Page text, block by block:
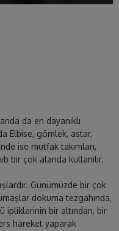
da en dayanıklı
Elbise, gömlek, astar,
ise mutfak takımları,
bir çok alanda kullanılır.
Günümüzde bir çok
dokuma tezgahında,
ipliklerinin bir altından, bir
hareket yaparak